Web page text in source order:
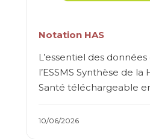
Notation HAS
L’essentiel des
l’ESSMS Synthèse de
Santé téléchargeable
10/06/2026